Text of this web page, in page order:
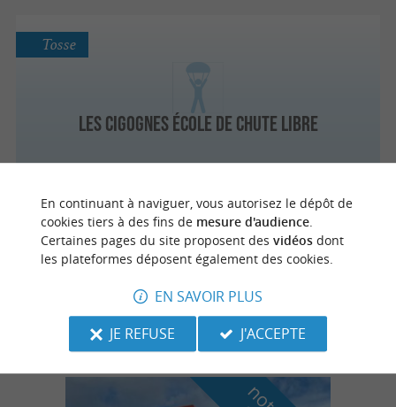
Les Cigognes École De Chute Libre
Tosse
Davy Parachutisme
Tosse
En continuant à naviguer, vous autorisez le dépôt de
cookies tiers à des fins de mesure d'audience.
Certaines pages du site proposent des vidéosdont
les plateformes déposent également des cookies.
EN SAVOIR PLUS
JE REFUSE
J'ACCEPTE